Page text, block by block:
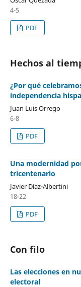
4-5
PDF
Hechos al
¿Por qué
independencia
Juan Luis Orrego
6-8
PDF
Una modernidad
tricentenario
Javier Díaz-Albertini
18-22
PDF
Con filo
Las elecciones en
electoral